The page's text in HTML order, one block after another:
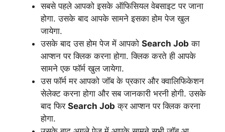
सबसे पहले आपको इसके ऑफिसियल वेबसाइट पर जाना
होगा. उसके बाद आपके सामने इसका होम पेज खुल
जायेगा.
उसके बाद उस होम पेज में आपको Search Job का
आप्शन पर क्लिक करना होगा. क्लिक करते ही आपके
सामने एक फॉर्म खुल जायेगा.
उस फॉर्म मर आपको जॉब के प्रकार और क्वालिफिकेशन
सेलेक्ट करना होगा और सब जानकारी भरनी होगी. उसके
बाद फिर Search Job क्र आप्शन पर क्लिक करना
होगा.